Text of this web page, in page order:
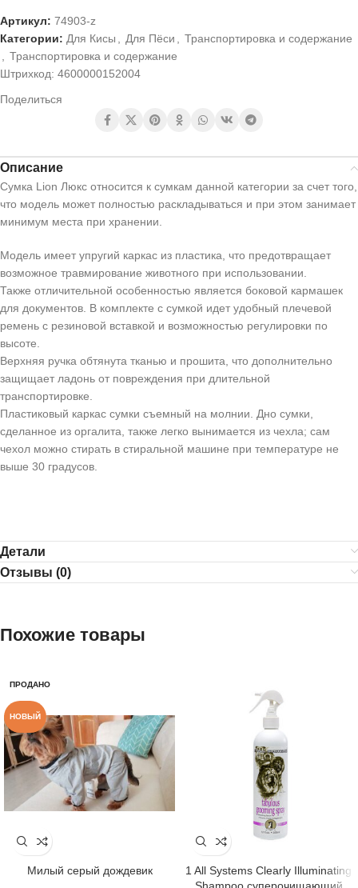
Артикул: 74903-z
Категории: Для Кисы Для Пёси
Транспортировка и содержание
Транспортировка и содержание
Штрихкод: 4600000152004
Поделиться
Описание
Сумка Lion Люкс относится к сумкам данной категории за счет того,
что модель может полностью раскладываться и при этом занимает
минимум места при хранении.
Модель имеет упругий каркас из пластика, что предотвращает
возможное травмирование животного при использовании.
Также отличительной особенностью является боковой кармашек
для документов. В комплекте с сумкой идет удобный плечевой
ремень с резиновой вставкой и возможностью регулировки по
высоте.
Верхняя ручка обтянута тканью и прошита, что дополнительно
защищает ладонь от повреждения при длительной
транспортировке.
Пластиковый каркас сумки съемный на молнии. Дно сумки,
сделанное из оргалита, также легко вынимается из чехла; сам
чехол можно стирать в стиральной машине при температуре не
выше 30 градусов.
Детали
Отзывы (0)
Похожие товары
ПРОДАНО
НОВЫЙ
Милый серый дождевик
1 All Systems Clearly Illuminating